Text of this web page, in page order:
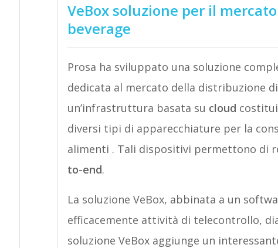
VeBox soluzione per il
beverage
Prosa ha sviluppato una soluzione
dedicata al mercato della distribuzione
un’infrastruttura basata su cloud
diversi tipi di apparecchiature per la
alimenti . Tali dispositivi permettono di
to-end.
La soluzione VeBox, abbinata a un
efficacemente attività di telecontrollo,
soluzione VeBox aggiunge un